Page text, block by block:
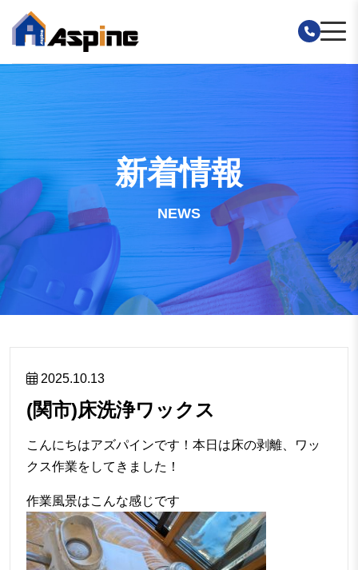
新着情報
NEWS
2025.10.13
(関市)床洗浄ワックス
こんにちはアズパインです！本日は床の剥離、ワッ
クス作業をしてきました！
作業風景はこんな感じです